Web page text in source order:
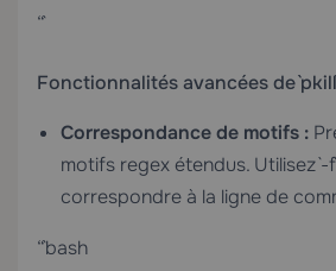
“`
Fonctionnalités avancées de `pkill`
Correspondance de motifs :
motifs regex étendus. Utilisez `-
correspondre à la ligne de
“`bash